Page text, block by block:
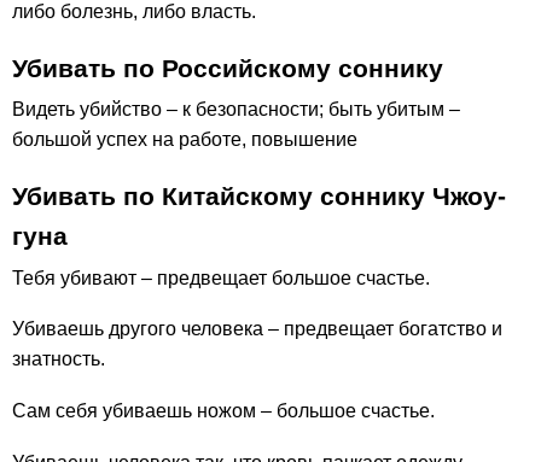
либо болезнь, либо власть.
Убивать по Российскому соннику
Видеть убийство – к безопасности; быть убитым –
большой успех на работе, повышение
Убивать по Китайскому соннику Чжоу-
гуна
Тебя убивают – предвещает большое счастье.
Убиваешь другого человека – предвещает богатство и
знатность.
Сам себя убиваешь ножом – большое счастье.